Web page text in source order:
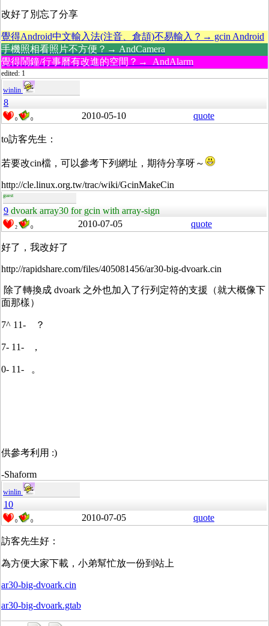
改好了別忘了分享
覺得Android中文輸入法(注音、倉頡)不易輸入？→ gcin Android
手機照相看照片不方便？→ AndCamera
覺得鬧鐘/行事曆有改進的空間？→ AndAlarm
edited: 1
winlin
8
0 0 2010-05-10 quote
to訪客先生：
若要改cin檔，可以參考下列網址，期待分享呀～
http://cle.linux.org.tw/trac/wiki/GcinMakeCin
guest
9 dvoark array30 for gcin with array-sign
2 0 2010-07-05 quote
好了，我改好了
http://rapidshare.com/files/405081456/ar30-big-dvoark.cin
除了轉換成 dvoark 之外也加入了行列定符的支援（就大概像下
面那樣）
7^ 11- ？
7- 11- ，
0- 11- 。
供參考利用 :)
-Shaform
winlin
10
0 0 2010-07-05 quote
訪客先生好：
為方便大家下載，小弟幫忙放一份到站上
ar30-big-dvoark.cin
ar30-big-dvoark.gtab